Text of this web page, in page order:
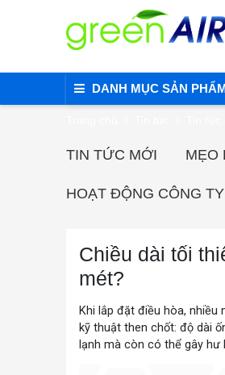
DANH MỤC SẢN
TIN TỨC MỚI MẸO
HOẠT ĐỘNG CÔNG TY
Chiều dài tối
mét?
Khi lắp đặt điều hòa,
kỹ thuật then chốt: độ dài
lạnh mà còn có thể gây hư